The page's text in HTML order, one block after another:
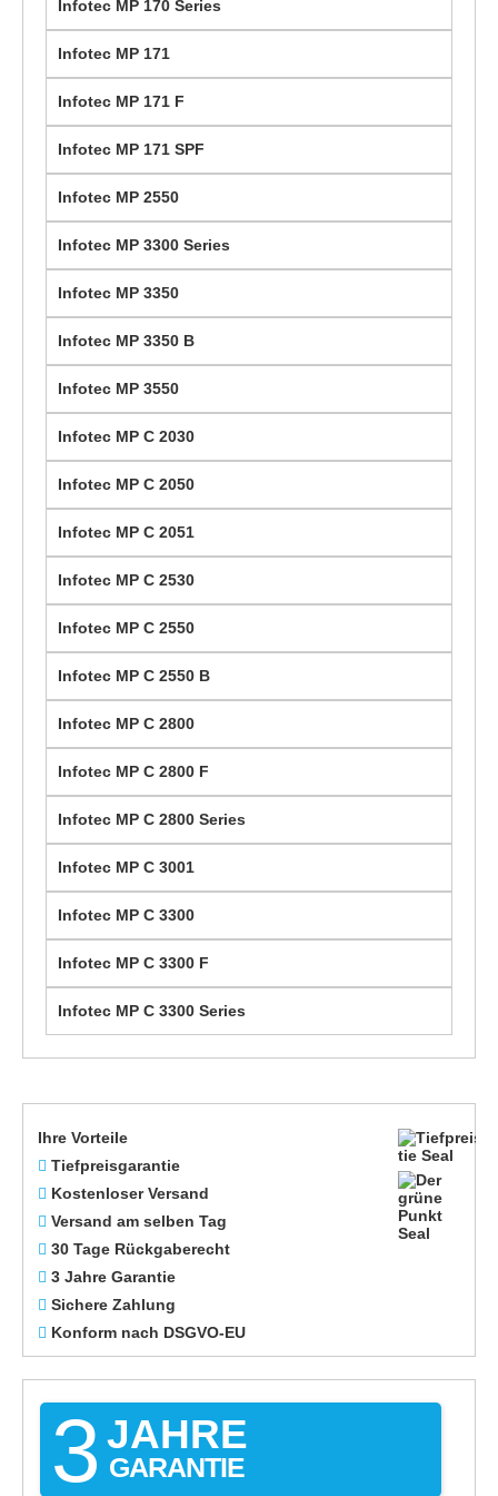
Ihre Vorteile
Tiefpreisgarantie
Kostenloser Versand
Versand am selben Tag
30 Tage Rückgaberecht
3 Jahre Garantie
Sichere Zahlung
Konform nach DSGVO-EU
3 JAHRE
GARANTIE
Infotec MP 170 Series
Infotec MP 171
Infotec MP 171 F
Infotec MP 171 SPF
Infotec MP 2550
Infotec MP 3300 Series
Infotec MP 3350
Infotec MP 3350 B
Infotec MP 3550
Infotec MP C 2030
Infotec MP C 2050
Infotec MP C 2051
Infotec MP C 2530
Infotec MP C 2550
Infotec MP C 2550 B
Infotec MP C 2800
Infotec MP C 2800 F
Infotec MP C 2800 Series
Infotec MP C 3001
Infotec MP C 3300
Infotec MP C 3300 F
Infotec MP C 3300 Series